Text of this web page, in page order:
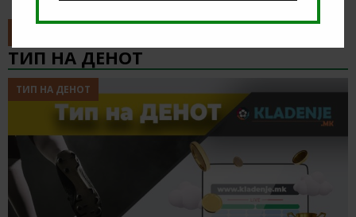
ТИП НА ДЕНОТ
ТИП НА ДЕНОТ